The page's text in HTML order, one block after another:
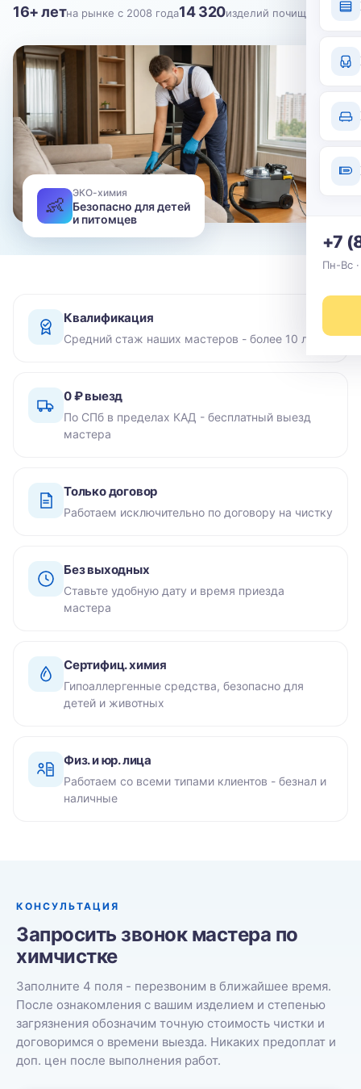
+7
Пн-Вс
16+ летна рынке с 2008 года14 320изделий почищено
👶
ЭКО-химия
Безопасно для детей
и питомцев
Квалификация
Средний стаж наших мастеров - более 10 лет
0 ₽ выезд
По СПб в пределах КАД - бесплатный выезд
мастера
Только договор
Работаем исключительно по договору на чистку
Без выходных
Ставьте удобную дату и время приезда
мастера
Сертифиц. химия
Гипоаллергенные средства, безопасно для
детей и животных
Физ. и юр. лица
Работаем со всеми типами клиентов - безнал и
наличные
КОНСУЛЬТАЦИЯ
Запросить звонок мастера по
химчистке
Заполните 4 поля - перезвоним в ближайшее время.
После ознакомления с вашим изделием и степенью
загрязнения обозначим точную стоимость чистки и
договоримся о времени выезда. Никаких предоплат и
доп. цен после выполнения работ.